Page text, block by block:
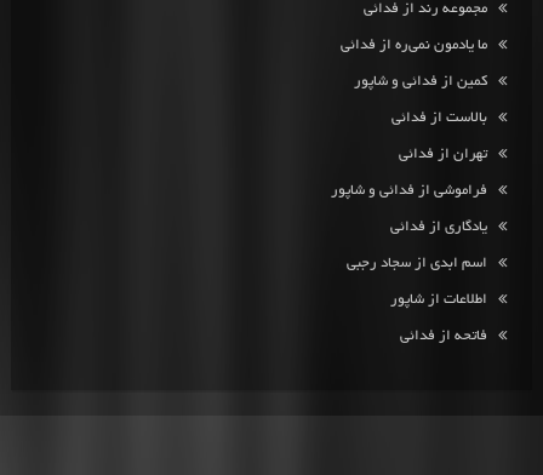
مجموعه رند از فدائی
ما یادمون نمی‌ره از فدائی
کمین از فدائی و شاپور
بالاست از فدائی
تهران از فدائی
فراموشی از فدائی و شاپور
یادگاری از فدائی
اسم ابدی از سجاد رجبی
اطلاعات از شاپور
فاتحه از فدائی